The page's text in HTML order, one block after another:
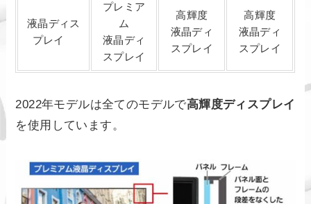
液晶ディス
プレイ
プレミア
ム
液晶ディ
スプレイ
高輝度
液晶ディ
スプレイ
高輝度
液晶ディ
スプレイ
2022年モデルは全てのモデルで高輝度ディスプレイ
を使用しています。